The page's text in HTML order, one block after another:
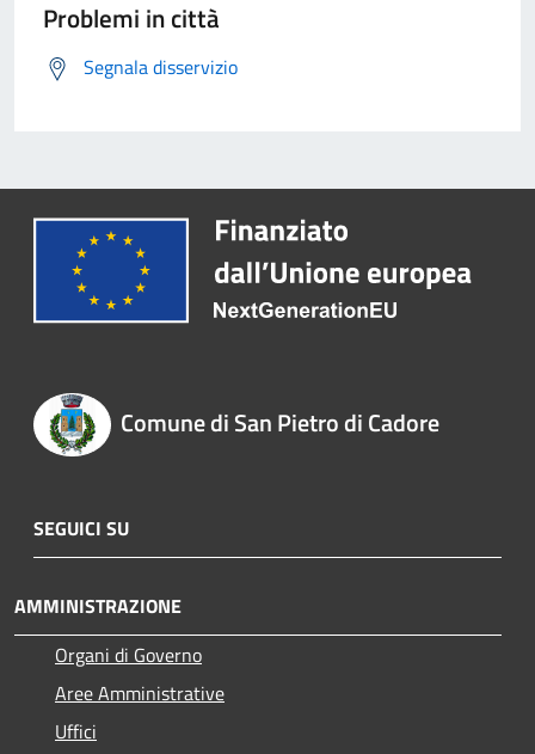
Problemi in città
Segnala disservizio
Comune di San Pietro di Cadore
SEGUICI SU
AMMINISTRAZIONE
Organi di Governo
Aree Amministrative
Uffici